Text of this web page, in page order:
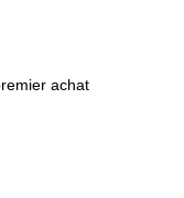
achat